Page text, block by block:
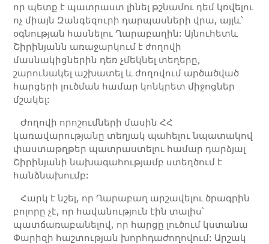
որ պետք է պատրաստ լինել թշնամու դեմ կռվելու
ոչ միայն Զանգեզուրի դարպասների վրա, այլև՝
օգնության հասնելու Ղարաբաղին: Այնուհետև
Շիրինյանն առաջարկում է ժողովի
մասնակիցներին դեռ չմեկնել տեղերը,
շարունակել աշխատել և ժողովում արծածված
հարցերի լուծման համար կոնկրետ միջոցներ
մշակել:
Ժողովի որոշումների մասին ՀՀ
կառավարությանը տեղյակ պահելու նպատակով
փաստաթղթեր պատրաստելու համար դարձյալ
Շիրինյանի նախագահությամբ ստեղծում է
հանձնախումբ:
Հարկ է նշել, որ Ղարաբաղ արշավելու ծրագրին
բոլորը չէ, որ հավանություն էին տալիս՝
պատճառաբանելով, որ հարցը լուծում կստանա
Փարիզի հաշտության խորհդաժողովում: Արշակ